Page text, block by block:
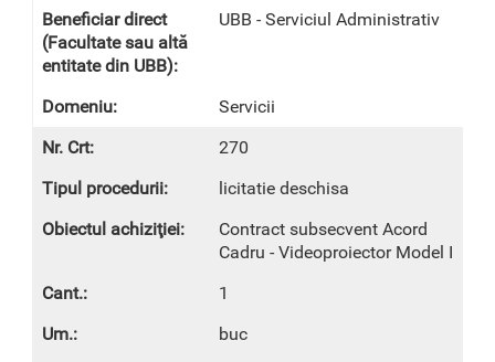
UBB - Serviciul Administrativ
Servicii
270
licitatie deschisa
Contract subsecvent Acord
Cadru - Videoproiector Model I
1
buc